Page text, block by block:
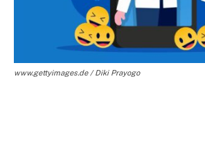
www.gettyimages.de / Diki Prayogo